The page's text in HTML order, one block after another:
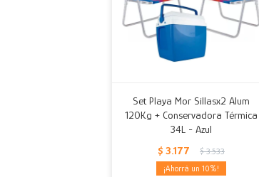
Set Playa Mor Sillasx2 Alum
120Kg + Conservadora Térmica
34L - Azul
$ 3.177 $ 3.533
10